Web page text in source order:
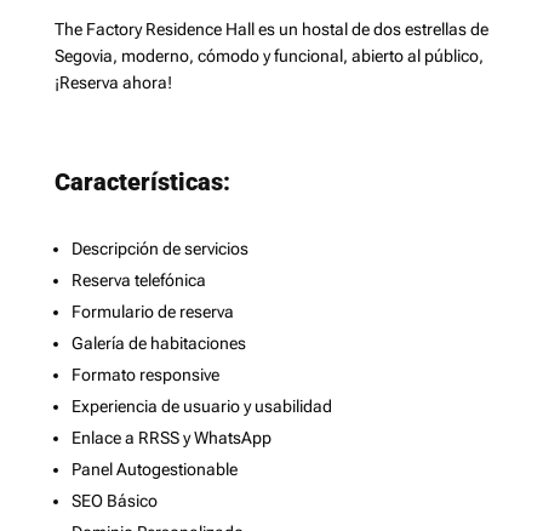
The Factory Residence Hall es un hostal de dos estrellas de
Segovia, moderno, cómodo y funcional, abierto al público,
¡Reserva ahora!
Características:
Descripción de servicios
Reserva telefónica
Formulario de reserva
Galería de habitaciones
Formato responsive
Experiencia de usuario y usabilidad
Enlace a RRSS y WhatsApp
Panel Autogestionable
SEO Básico